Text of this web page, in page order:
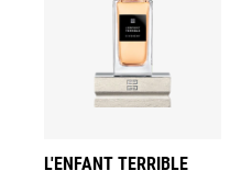
L'ENFANT TERRIBLE